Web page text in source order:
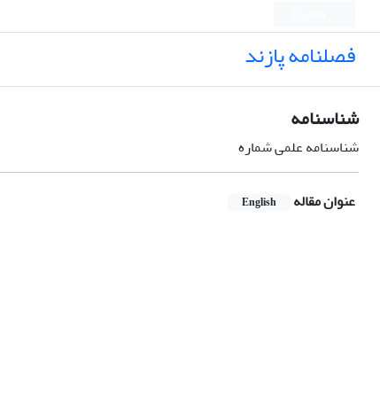
فصلنامه پازند
شناسنامه
شناسنامه علمی شماره
عنوان مقاله English